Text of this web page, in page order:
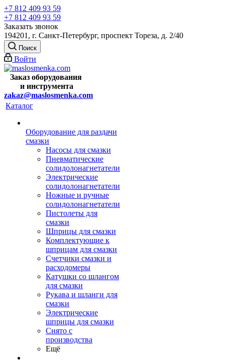
+7 812 409 93 59
+7 812 409 93 59
Заказать звонок
194201, г. Санкт-Петербург, проспект Тореза, д. 2/40
Поиск
Войти
Заказ оборудования
и инструмента
zakaz@maslosmenka.com
Каталог
Оборудование для раздачи
смазки
Насосы для смазки
Пневматические
солидолонагнетатели
Электрические
солидолонагнетатели
Ножные и ручные
солидолонагнетатели
Пистолеты для
смазки
Шприцы для смазки
Комплектующие к
шприцам для смазки
Счетчики смазки и
расходомеры
Катушки со шлангом
для смазки
Рукава и шланги для
смазки
Электрические
шприцы для смазки
Снято с
производства
Ещё